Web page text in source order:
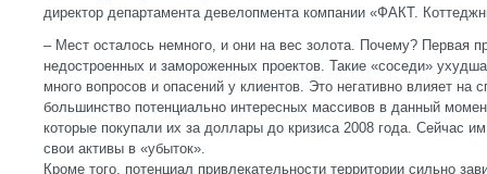
директор департамента девелопмента компании «ФАКТ.
– Мест осталось немного, и они на вес золота. Почему? Первая
недостроенных и замороженных проектов. Такие «соседи»
много вопросов и опасений у клиентов. Это негативно влияет на
большинство потенциально интересных массивов в данный
которые покупали их за доллары до кризиса 2008 года. Сейчас
свои активы в «убыток».
Кроме того, потенциал привлекательности территории сильно